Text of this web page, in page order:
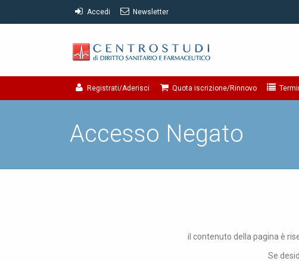
Accedi Newsletter
Registrati/Aderisci Quota iscrizione/Rinnovo
Accesso Negato
il contenuto della pagina è
Se